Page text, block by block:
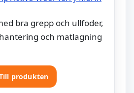
bra grepp och ullfoder,
och matlagning
produkten